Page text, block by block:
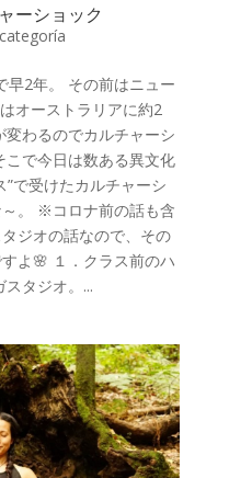
ーショック
早2年。 その前はニュー
オーストラリアに約2
わるのでカルチャーシ
こで今日は数ある異文化
で受けたカルチャーシ
。 ※コロナ前の話も含
ジオの話なので、その
よ🌸 １．クラス前のハ
タジオ。...